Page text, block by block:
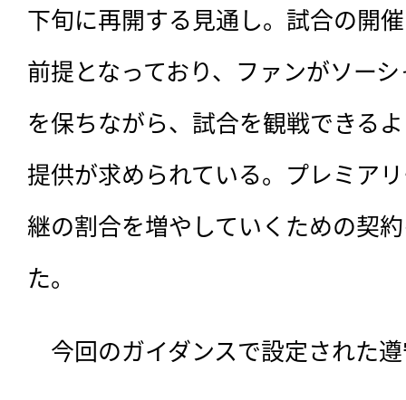
下旬に再開する見通し。試合の開
前提となっており、ファンがソー
を保ちながら、試合を観戦できる
提供が求められている。プレミア
継の割合を増やしていくための契
た。
今回のガイダンスで設定された